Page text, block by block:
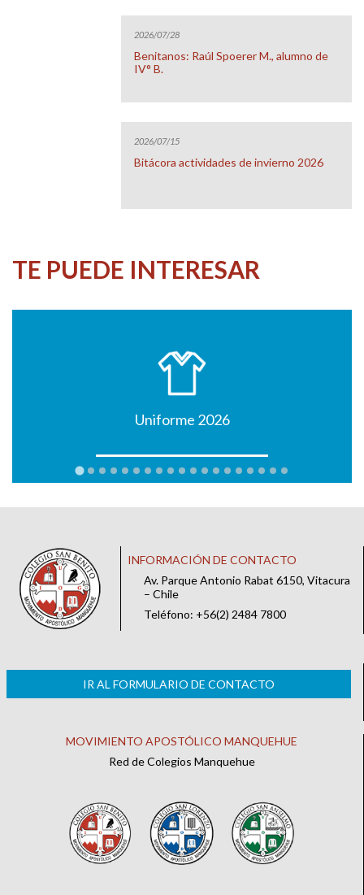
2026/07/28
Benitanos: Raúl Spoerer M., alumno de
IV° B.
2026/07/15
Bitácora actividades de invierno 2026
TE PUEDE INTERESAR
Uniforme 2026
INFORMACIÓN DE CONTACTO
Av. Parque Antonio Rabat 6150, Vitacura
– Chile
Teléfono: +56(2) 2484 7800
IR AL FORMULARIO DE CONTACTO
MOVIMIENTO APOSTÓLICO MANQUEHUE
Red de Colegios Manquehue